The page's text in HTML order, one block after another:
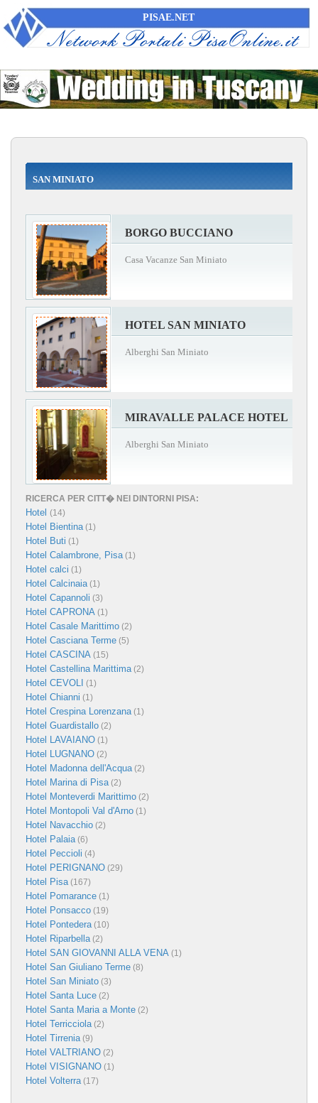
PISAE.NET
SAN MINIATO
BORGO BUCCIANO
Casa Vacanze San Miniato
HOTEL SAN MINIATO
Alberghi San Miniato
MIRAVALLE PALACE HOTEL
Alberghi San Miniato
RICERCA PER CITT� NEI DINTORNI PISA:
Hotel (14)
Hotel Bientina(1)
Hotel Buti (1)
Hotel Calambrone, Pisa(1)
Hotel calci (1)
Hotel Calcinaia(1)
Hotel Capannoli (3)
Hotel CAPRONA (1)
Hotel Casale Marittimo (2)
Hotel Casciana Terme (5)
Hotel CASCINA (15)
Hotel Castellina Marittima(2)
Hotel CEVOLI (1)
Hotel Chianni (1)
Hotel Crespina Lorenzana(1)
Hotel Guardistallo (2)
Hotel LAVAIANO (1)
Hotel LUGNANO (2)
Hotel Madonna dell'Acqua(2)
Hotel Marina di Pisa(2)
Hotel Monteverdi Marittimo (2)
Hotel Montopoli Val d'Arno (1)
Hotel Navacchio (2)
Hotel Palaia(6)
Hotel Peccioli (4)
Hotel PERIGNANO (29)
Hotel Pisa(167)
Hotel Pomarance (1)
Hotel Ponsacco (19)
Hotel Pontedera(10)
Hotel Riparbella(2)
Hotel SAN GIOVANNI ALLA VENA (1)
Hotel San Giuliano Terme (8)
Hotel San Miniato (3)
Hotel Santa Luce (2)
Hotel Santa Maria a Monte (2)
Hotel Terricciola(2)
Hotel Tirrenia(9)
Hotel VALTRIANO (2)
Hotel VISIGNANO (1)
Hotel Volterra(17)